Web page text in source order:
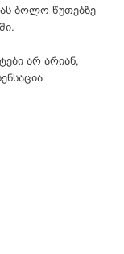
ბოლო წუთებზე
არ არიან,